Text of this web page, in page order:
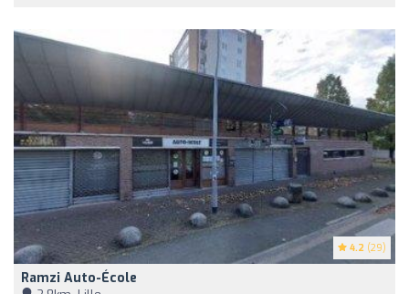
4.2 (29)
Ramzi Auto-École